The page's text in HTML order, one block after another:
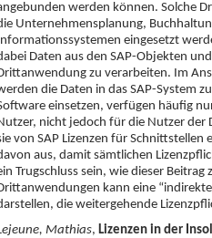
werden können. Solche
Unternehmensplanung,
eingesetzt
Daten aus den SAP-Objekten
zu verarbeiten. Im
die Daten in das SAP-System
einsetzen, verfügen häufig
nicht jedoch für die Nutzer
von SAP Lizenzen für
aus, damit sämtlichen
Trugschluss sein, wie dieser Beitrag
kann eine
die weitergehende
Mathias, Lizenzen in der